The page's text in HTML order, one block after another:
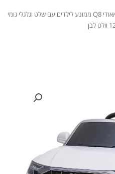
/ ג’יפ אאודי Q8 ממונע לילדים עם שלט וגלגלי גומי